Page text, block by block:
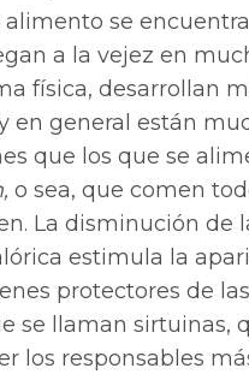
alimento se
a la vejez en
física, desarrollan
en general están
que los que se
o sea, que comen
La disminución de
estimula la
protectores de las
se llaman sirtuinas,
los responsables